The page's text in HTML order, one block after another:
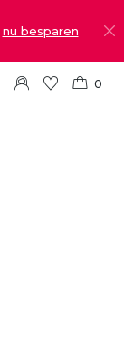
nu besparen
0